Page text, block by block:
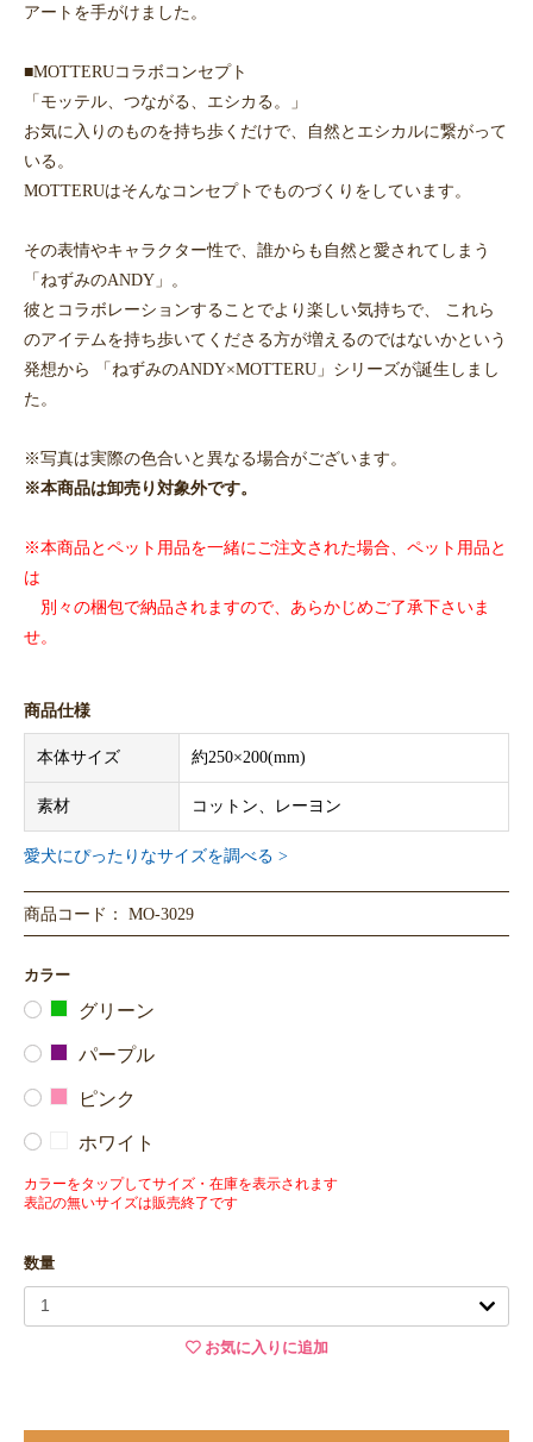
アートを手がけました。
■MOTTERUコラボコンセプト
「モッテル、つながる、エシカる。」
お気に入りのものを持ち歩くだけで、自然とエシカルに繋がって
いる。
MOTTERUはそんなコンセプトでものづくりをしています。
その表情やキャラクター性で、誰からも自然と愛されてしまう
「ねずみのANDY」。
彼とコラボレーションすることでより楽しい気持ちで、 これら
のアイテムを持ち歩いてくださる方が増えるのではないかという
発想から 「ねずみのANDY×MOTTERU」シリーズが誕生しまし
た。
※写真は実際の色合いと異なる場合がございます。
※本商品は卸売り対象外です。
※本商品とペット用品を一緒にご注文された場合、ペット用品と
は
別々の梱包で納品されますので、あらかじめご了承下さいま
せ。
商品仕様
本体サイズ 約250×200(mm)
素材 コットン、レーヨン
愛犬にぴったりなサイズを調べる >
商品コード： MO-3029
カラー
グリーン
パープル
ピンク
ホワイト
カラーをタップしてサイズ・在庫を表示されます
表記の無いサイズは販売終了です
数量
お気に入りに追加